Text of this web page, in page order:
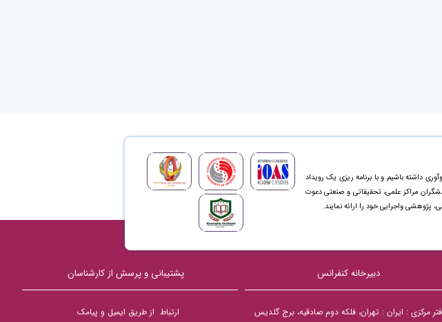
داشته باشیم و با برنامه ریزی یک رویداد
مراکز علمی، تحقیقاتی و صنعتی دعوت
پژوهشی واجرایی خود را ارائه نمایند.
دبیرخانه کنفرانس
مرکزی : ایران : تهران، فلکه دوم صادقیه، برج گلدیس
پشتیبانی و پرسش از کارشناسان
ارتباط از طریق ایمیل و پیامک